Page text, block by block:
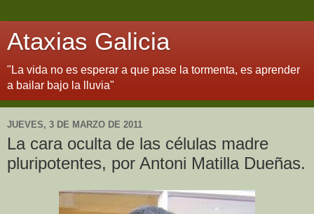
Ataxias Galicia
"La vida no es esperar a que pase la tormenta, es aprender
a bailar bajo la lluvia"
JUEVES, 3 DE MARZO DE 2011
La cara oculta de las células madre
pluripotentes, por Antoni Matilla Dueñas.